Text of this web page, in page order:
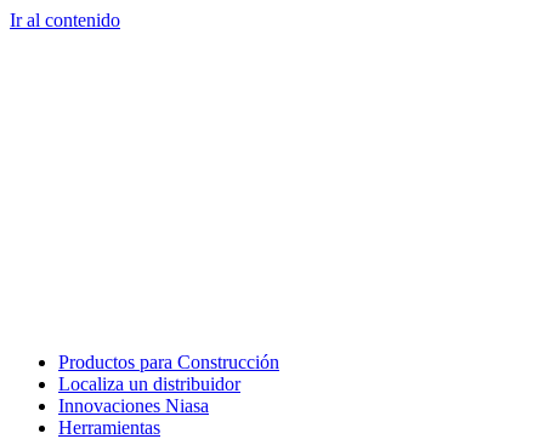
Ir al contenido
Productos para Construcción
Localiza un distribuidor
Innovaciones Niasa
Herramientas